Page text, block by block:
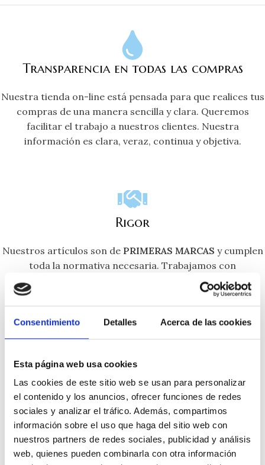
Consentimiento Detalles Acerca de las cookies
Esta página web usa cookies
Las cookies de este sitio web se usan para personalizar
el contenido y los anuncios, ofrecer funciones de redes
sociales y analizar el tráfico. Además, compartimos
información sobre el uso que haga del sitio web con
nuestros partners de redes sociales, publicidad y análisis
web, quienes pueden combinarla con otra información
Transparencia en todas las compras
Nuestra tienda on-line está pensada para que realices tus
compras de una manera sencilla y clara. Queremos
facilitar el trabajo a nuestros clientes. Nuestra
información es clara, veraz, continua y objetiva.
Rigor
Nuestros artículos son de PRIMERAS MARCAS y cumplen
toda la normativa necesaria. Trabajamos con
responsabilidad, disciplina y eficiencia.
Trabajo en equipo
Nuestro equipo es de plena confianza y el trabajo se
realiza de forma rigurosa. Orientamos nuestros
esfuerzos hacia un mismo resultado. Prestamos un
servicio ágil y resolutivo con cada pedido mostrando el
máximo interés a cada uno de nuestros clientes.